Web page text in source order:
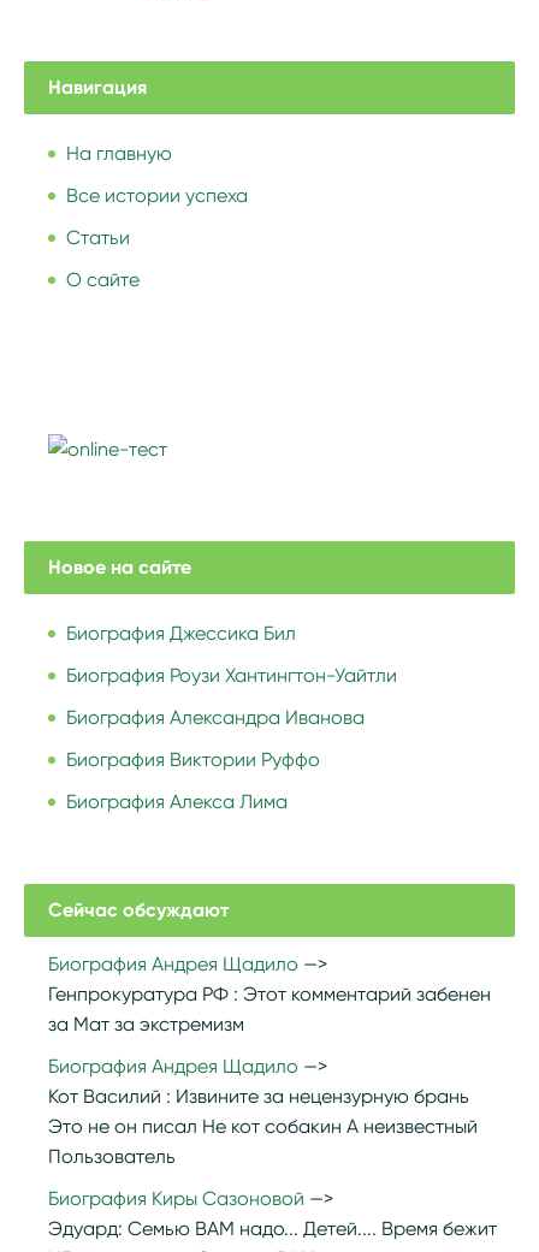
Навигация
На главную
Все истории успеха
Статьи
О сайте
Новое на сайте
Биография Джессика Бил
Биография Роузи Хантингтон-Уайтли
Биография Александра Иванова
Биография Виктории Руффо
Биография Алекса Лима
Сейчас обсуждают
Биография Андрея Щадило
Генпрокуратура РФ : Этот комментарий забенен
за Мат за экстремизм
Биография Андрея Щадило
Кот Василий : Извините за нецензурную брань
Это не он писал Не кот собакин А неизвестный
Пользователь
Биография Киры Сазоновой
Эдуард: Семью ВАМ надо... Детей.... Время бежит